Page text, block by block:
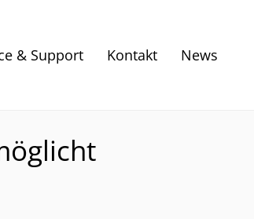
& Support Kontakt News